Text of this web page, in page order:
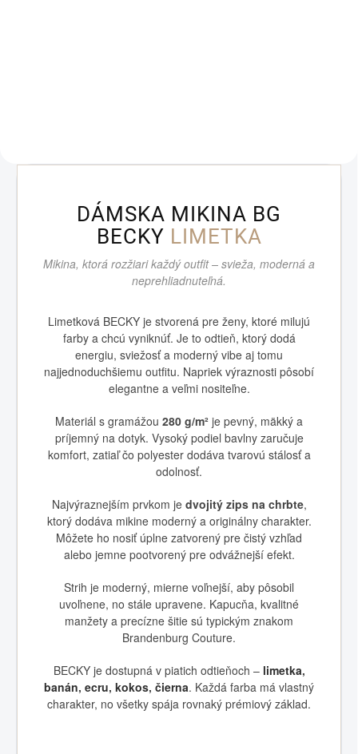
DÁMSKA MIKINA BG
BECKY LIMETKA
Mikina, ktorá rozžiari každý outfit – svieža, moderná a
neprehliadnuteľná.
Limetková BECKY je stvorená pre ženy, ktoré milujú
farby a chcú vyniknúť. Je to odtieň, ktorý dodá
energiu, sviežosť a moderný vibe aj tomu
najjednoduchšiemu outfitu. Napriek výraznosti pôsobí
elegantne a veľmi nositeľne.
Materiál s gramážou 280 g/m² je pevný, mäkký a
príjemný na dotyk. Vysoký podiel bavlny zaručuje
komfort, zatiaľ čo polyester dodáva tvarovú stálosť a
odolnosť.
Najvýraznejším prvkom je dvojitý zips na chrbte,
ktorý dodáva mikine moderný a originálny charakter.
Môžete ho nosiť úplne zatvorený pre čistý vzhľad
alebo jemne pootvorený pre odvážnejší efekt.
Strih je moderný, mierne voľnejší, aby pôsobil
uvoľnene, no stále upravene. Kapucňa, kvalitné
manžety a precízne šitie sú typickým znakom
Brandenburg Couture.
BECKY je dostupná v piatich odtieňoch – limetka,
banán, ecru, kokos, čierna. Každá farba má vlastný
charakter, no všetky spája rovnaký prémiový základ.